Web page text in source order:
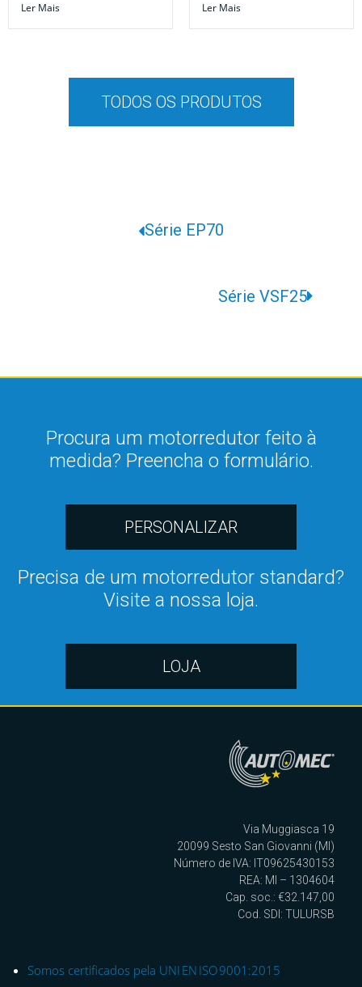
Ler Mais Ler Mais
TODOS OS PRODUTOS
Série EP70
Série VSF25
Procura um motorredutor feito à
medida? Preencha o formulário.
PERSONALIZAR
Precisa de um motorredutor standard?
Visite a nossa loja.
LOJA
Via Muggiasca 19
20099 Sesto San Giovanni (MI)
Número de IVA: IT09625430153
REA: MI – 1304604
Cap. soc.: €32.147,00
Cod. SDI: TULURSB
Somos certificados pela UNI EN ISO 9001:2015